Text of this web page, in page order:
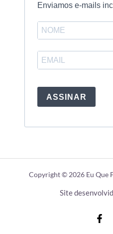
Enviamos e-mails
ASSINAR
Copyright © 2026 Eu Que
Site